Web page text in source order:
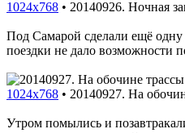
1024x768 • 20140926. Ночная
Под Самарой сделали ещё одну
поездки не дало возможности
1024x768 • 20140927. На
Утром помылись и